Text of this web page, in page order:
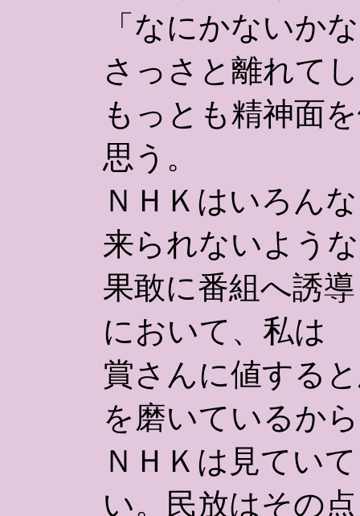
「なにかないか
さっさと離れて
もっとも精神面
思う。
ＮＨＫはいろん
来られないよう
果敢に番組へ誘
において、私は
賞さんに値する
を磨いているから
ＮＨＫは見てい
い。民放はその点